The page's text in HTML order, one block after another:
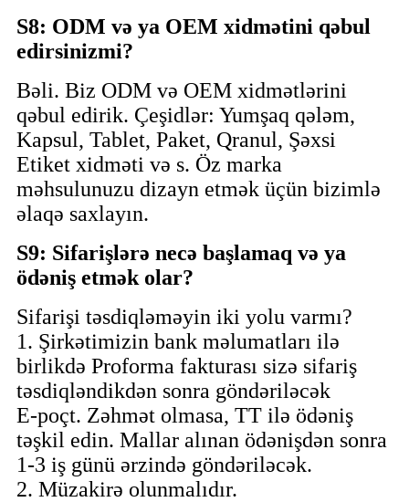
S8: ODM və ya OEM xidmətini qəbul
edirsinizmi?
Bəli. Biz ODM və OEM xidmətlərini
qəbul edirik. Çeşidlər: Yumşaq qələm,
Kapsul, Tablet, Paket, Qranul, Şəxsi
Etiket xidməti və s. Öz marka
məhsulunuzu dizayn etmək üçün bizimlə
əlaqə saxlayın.
S9: Sifarişlərə necə başlamaq və ya
ödəniş etmək olar?
Sifarişi təsdiqləməyin iki yolu varmı?
1. Şirkətimizin bank məlumatları ilə
birlikdə Proforma fakturası sizə sifariş
təsdiqləndikdən sonra göndəriləcək
E-poçt. Zəhmət olmasa, TT ilə ödəniş
təşkil edin. Mallar alınan ödənişdən sonra
1-3 iş günü ərzində göndəriləcək.
2. Müzakirə olunmalıdır.